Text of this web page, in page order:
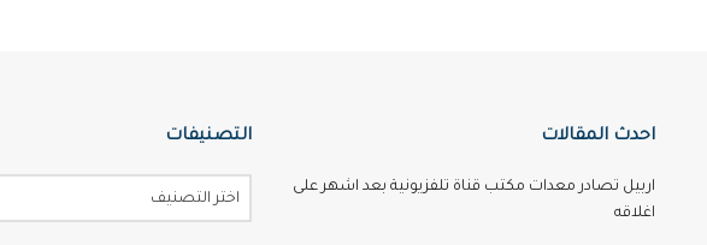
احدث المقالات
اربيل تصادر معدات مكتب قناة تلفزيونية بعد اشهر على
اغلاقه
التصنيفات
اختر التصنيف